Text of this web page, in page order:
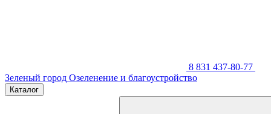
8 831 437-80-77
Зеленый город Озеленение и благоустройство
Каталог